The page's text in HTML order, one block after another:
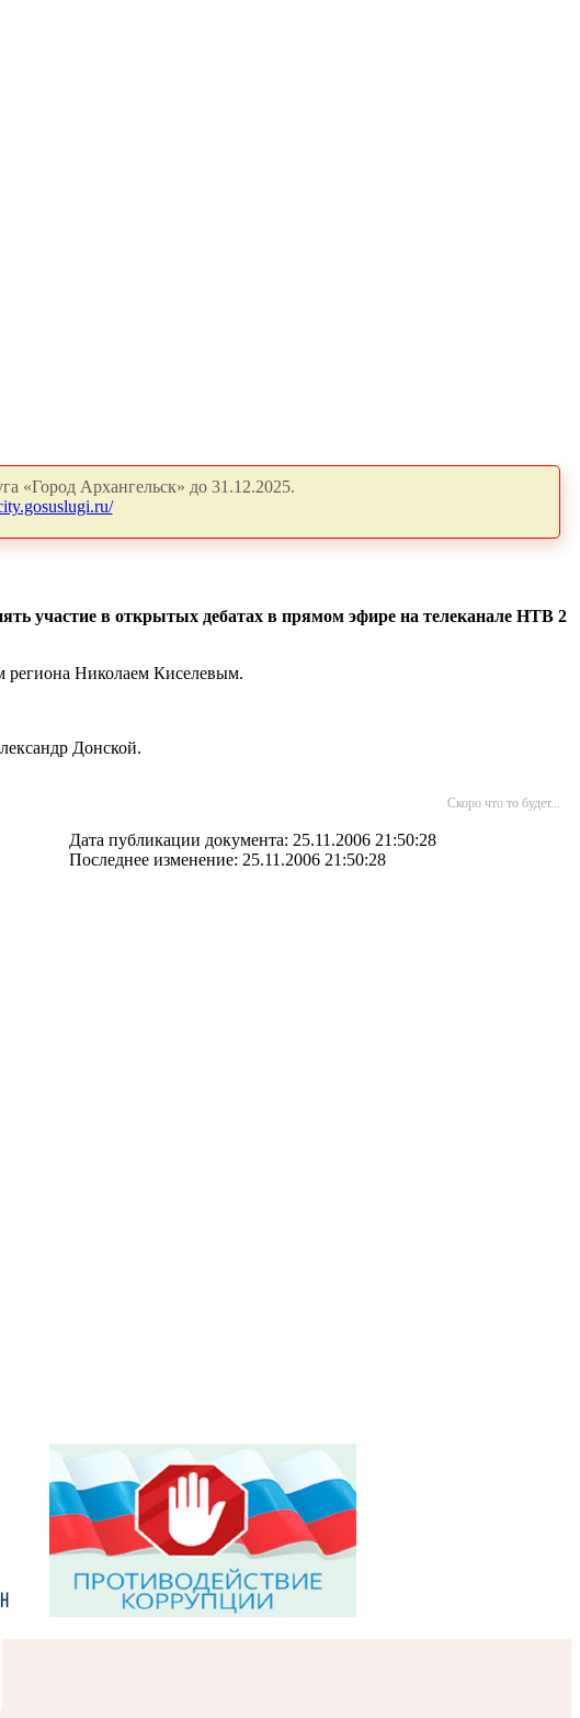
«Город Архангельск» до 31.12.2025.
участие в открытых дебатах в прямом эфире на телеканале НТВ 2
региона Николаем Киселевым.
Донской.
Скоро что то будет...
Дата публикации документа: 25.11.2006 21:50:28
Последнее изменение: 25.11.2006 21:50:28